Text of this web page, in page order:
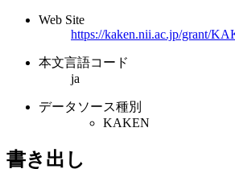
Web Site
https://kaken.nii.ac.jp/grant/
本文言語コード
ja
データソース種別
KAKEN
書き出し